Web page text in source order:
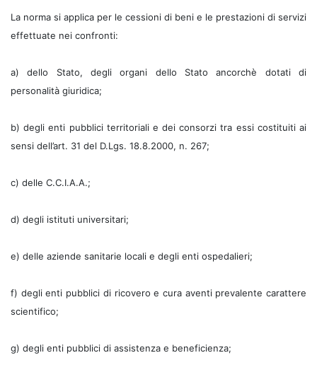
La norma si applica per le cessioni di beni e le prestazioni di servizi
effettuate nei confronti:
a) dello Stato, degli organi dello Stato ancorchè dotati di
personalità giuridica;
b) degli enti pubblici territoriali e dei consorzi tra essi costituiti ai
sensi dell’art. 31 del D.Lgs. 18.8.2000, n. 267;
c) delle C.C.I.A.A.;
d) degli istituti universitari;
e) delle aziende sanitarie locali e degli enti ospedalieri;
f) degli enti pubblici di ricovero e cura aventi prevalente carattere
scientifico;
g) degli enti pubblici di assistenza e beneficienza;